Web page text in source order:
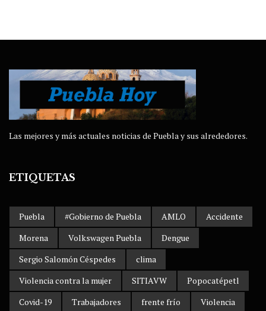
Las mejores y más actuales noticias de Puebla y sus alrededores.
ETIQUETAS
Puebla #Gobierno de Puebla AMLO
Accidente
Morena
Volkswagen Puebla
Dengue
Sergio Salomón Céspedes
clima
Violencia contra la mujer
SITIAVW
Popocatépetl
Covid-19
Trabajadores frente frío Violencia